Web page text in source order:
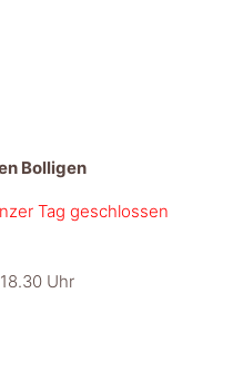
Bolligen
Tag geschlossen
Uhr